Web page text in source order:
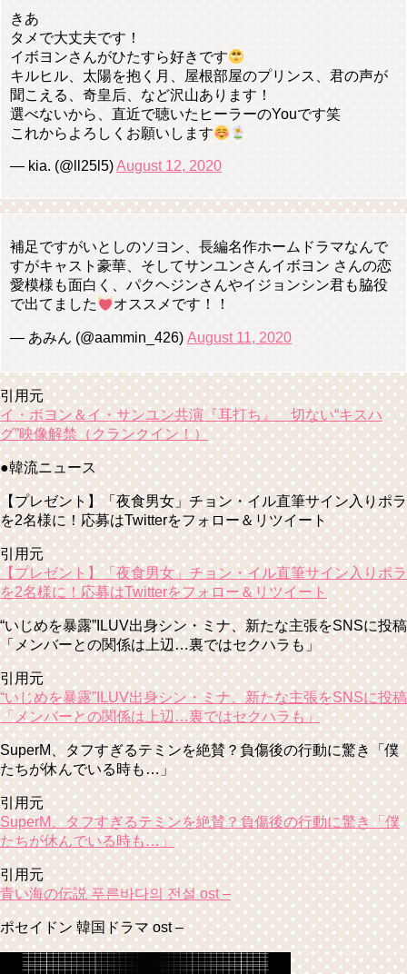
きあ
タメで大丈夫です！
イボヨンさんがひたすら好きです
キルヒル、太陽を抱く月、屋根部屋のプリンス、君の声が
聞こえる、奇皇后、など沢山あります！
選べないから、直近で聴いたヒーラーのYouです笑
これからよろしくお願いします
— kia. (@ll25l5)August 12, 2020
補足ですがいとしのソヨン、長編名作ホームドラマなんで
すがキャスト豪華、そしてサンユンさんイボヨン さんの恋
愛模様も面白く、パクヘジンさんやイジョンシン君も脇役
で出てました
オススメです！！
— あみん (@aammin_426) August 11, 2020
引用元
イ・ボヨン＆イ・サンユン共演『耳打ち』 切ない“キスハ
グ”映像解禁（クランクイン！）
●韓流ニュース
【プレゼント】「夜食男女」チョン・イル直筆サイン入りポラ
を2名様に！応募はTwitterをフォロー＆リツイート
引用元
【プレゼント】「夜食男女」チョン・イル直筆サイン入りポラ
を2名様に！応募はTwitterをフォロー＆リツイート
“いじめを暴露”ILUV出身シン・ミナ、新たな主張をSNSに投稿
「メンバーとの関係は上辺…裏ではセクハラも」
引用元
“いじめを暴露”ILUV出身シン・ミナ、新たな主張をSNSに投稿
「メンバーとの関係は上辺…裏ではセクハラも」
SuperM、タフすぎるテミンを絶賛？負傷後の行動に驚き「僕
たちが休んでいる時も…」
引用元
SuperM、タフすぎるテミンを絶賛？負傷後の行動に驚き「僕
たちが休んでいる時も…」
引用元
青い海の伝説 푸른바다의 전설 ost –
ポセイドン 韓国ドラマ ost –